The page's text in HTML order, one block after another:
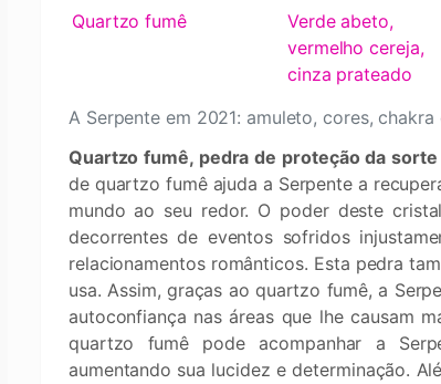
A Serpente em 2021: amuleto, cores, chakra
Quartzo fumê
Verde abeto,
vermelho cereja,
cinza prateado
Quartzo fumê, pedra de proteção da
de quartzo fumê ajuda a Serpente a
mundo ao seu redor. O poder deste
decorrentes de eventos sofridos
relacionamentos românticos. Esta pedra
usa. Assim, graças ao quartzo fumê, a
autoconfiança nas áreas que lhe causam
quartzo fumê pode acompanhar a
aumentando sua lucidez e determinação.